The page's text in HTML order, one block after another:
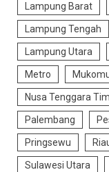
Lampung Barat
Lampung Tengah
Lampung Utara
Metro
Nusa Tenggara
Palembang
Pringsewu
Sulawesi Utara